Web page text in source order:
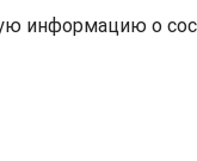
информацию о